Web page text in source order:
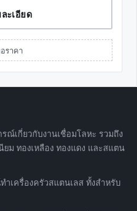
ะเอียด
ราคา
ณ์เกี่ยวกับงานเชื่อมโลหะ รวมถึง
ยม ทองเหลือง ทองแดง และสแตน
เครื่องครัวสแตนเลส ทั้งสำหรับ